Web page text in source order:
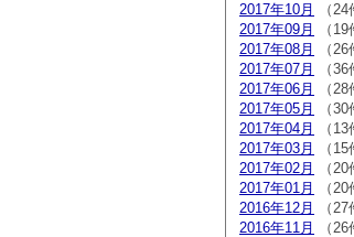
2017年10月
（24
2017年09月
（19
2017年08月
（26
2017年07月
（36
2017年06月
（28
2017年05月
（30
2017年04月
（13
2017年03月
（15
2017年02月
（20
2017年01月
（20
2016年12月
（27
2016年11月
（26